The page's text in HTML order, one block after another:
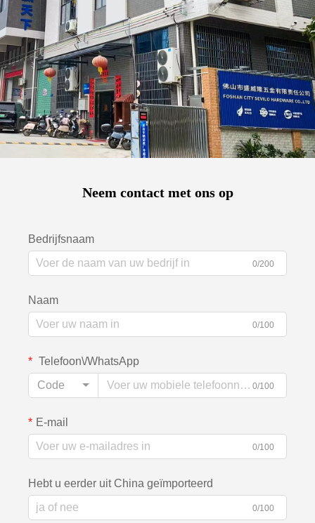
Neem contact met ons op
Bedrijfsnaam
0/200
Naam
0/100
Telefoon\/WhatsApp
Code
0/100
E-mail
0/100
Hebt u eerder uit China geïmporteerd
0/100